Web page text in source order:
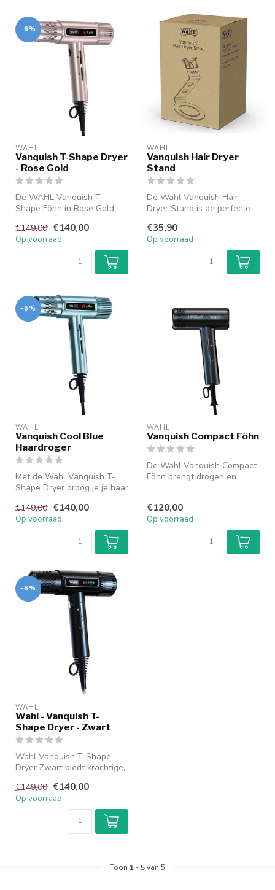
-6%
WAHL
Vanquish T-Shape Dryer
- Rose Gold
De WAHL Vanquish T-
Shape Föhn in Rose Gold
functionaliteit. ...
€149,00 €140,00
Op voorraad
WAHL
Vanquish Hair Dryer
Stand
De Wahl Vanquish Hair
Dryer Stand is de perfecte
Vanquis...
€35,90
Op voorraad
-6%
WAHL
Vanquish Cool Blue
Haardroger
Met de Wahl Vanquish T-
Shape Dryer droog je je haar
€149,00 €140,00
Op voorraad
WAHL
Vanquish Compact Föhn
De Wahl Vanquish Compact
Föhn brengt drogen en
€120,00
Op voorraad
-6%
WAHL
Wahl - Vanquish T-
Shape Dryer - Zwart
Wahl Vanquish T-Shape
Dryer Zwart biedt krachtige,
droogtechnologie ...
€149,00 €140,00
Op voorraad
Toon 1 -5van 5